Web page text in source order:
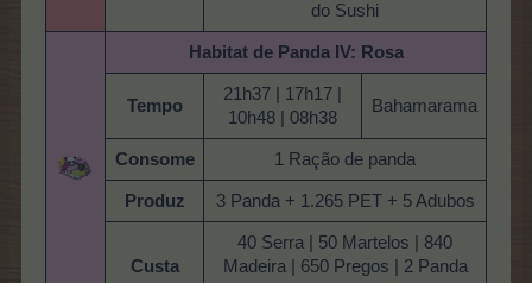
do Sushi
Habitat de Panda IV: Rosa
Tempo
21h37 | 17h17 |
10h48 | 08h38
Bahamarama
Consome 1 Ração de panda
Produz 3 Panda + 1.265 PET + 5 Adubos
Custa
40 Serra | 50 Martelos | 840
Madeira | 650 Pregos | 2 Panda